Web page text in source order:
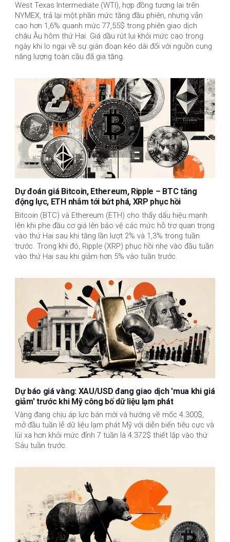
West Texas Intermediate (WTI), hợp đồng tương lai trên
NYMEX, trả lại một phần mức tăng đầu phiên, nhưng vẫn
cao hơn 1,6% quanh mức 77,55$ trong phiên giao dịch
châu Âu hôm thứ Hai. Giá dầu rút lui khỏi mức cao trong
ngày khi lo ngại về sự gián đoạn kéo dài đối với nguồn cung
năng lượng toàn cầu đã gia tăng.
Dự đoán giá Bitcoin, Ethereum, Ripple – BTC tăng
động lực, ETH nhắm tới bứt phá, XRP phục hồi
Bitcoin (BTC) và Ethereum (ETH) cho thấy dấu hiệu mạnh
lên khi phe đầu cơ giá lên bảo vệ các mức hỗ trợ quan trọng
vào thứ Hai sau khi tăng lần lượt 2% và 1,3% trong tuần
trước. Trong khi đó, Ripple (XRP) phục hồi nhẹ vào đầu tuần
vào thứ Hai sau khi giảm hơn 5% vào tuần trước.
Dự báo giá vàng: XAU/USD đang giao dịch 'mua khi giá
giảm' trước khi Mỹ công bố dữ liệu lạm phát
Vàng đang chịu áp lực bán mới và hướng về mốc 4.300$,
mở đầu tuần lễ dữ liệu lạm phát Mỹ với diễn biến tiêu cực và
lùi xa hơn khỏi mức đỉnh 7 tuần là 4.372$ thiết lập vào thứ
Sáu tuần trước.